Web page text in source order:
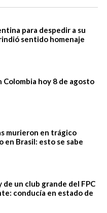
para despedir a su
sentido homenaje
Colombia hoy 8 de agosto
murieron en trágico
Brasil: esto se sabe
un club grande del FPC
conducía en estado de